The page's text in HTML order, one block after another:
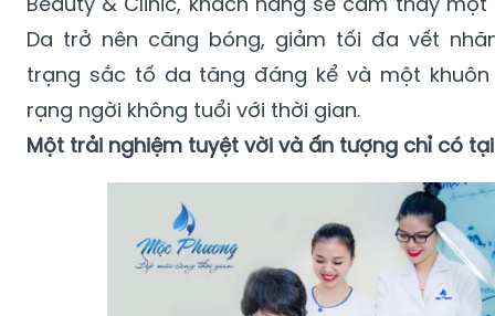
Da trở nên căng bóng, giảm tối đa vết
trạng sắc tố da tăng đáng kể và một
rạng ngời không tuổi với thời gian.
Một trải nghiệm tuyệt vời và ấn tượng chỉ có